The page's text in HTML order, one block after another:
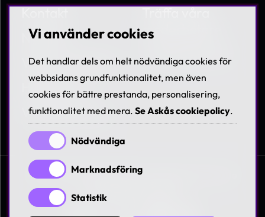
Nyheter
Villkor & Policies
Hållbarhet
Visselblåsning
medarbetare
Lediga tjänster
© 1997-2026 Askås I&R AB. All rights reserved. Se
våra
Vi använder cookies
Det handlar dels om helt nödvändiga cookies för
webbsidans grundfunktionalitet, men även
cookies för bättre prestanda, personalisering,
funktionalitet med mera. Se Askås cookiepolicy.
Nödvändiga
Marknadsföring
Statistik